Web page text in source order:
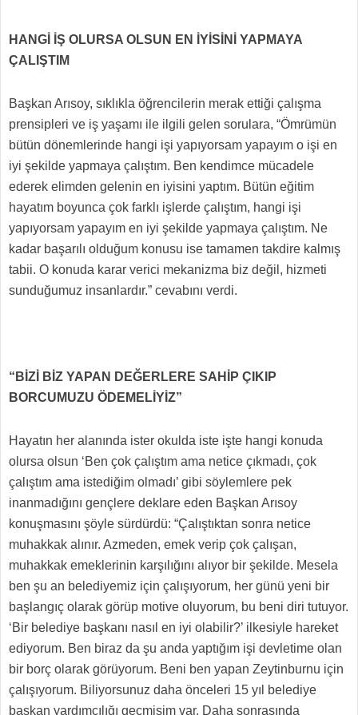
HANGİ İŞ OLURSA OLSUN EN İYİSİNİ YAPMAYA
ÇALIŞTIM
Başkan Arısoy, sıklıkla öğrencilerin merak ettiği çalışma
prensipleri ve iş yaşamı ile ilgili gelen sorulara, “Ömrümün
bütün dönemlerinde hangi işi yapıyorsam yapayım o işi en
iyi şekilde yapmaya çalıştım. Ben kendimce mücadele
ederek elimden gelenin en iyisini yaptım. Bütün eğitim
hayatım boyunca çok farklı işlerde çalıştım, hangi işi
yapıyorsam yapayım en iyi şekilde yapmaya çalıştım. Ne
kadar başarılı olduğum konusu ise tamamen takdire kalmış
tabii. O konuda karar verici mekanizma biz değil, hizmeti
sunduğumuz insanlardır.” cevabını verdi.
“BİZİ BİZ YAPAN DEĞERLERE SAHİP ÇIKIP
BORCUMUZU ÖDEMELİYİZ”
Hayatın her alanında ister okulda iste işte hangi konuda
olursa olsun ‘Ben çok çalıştım ama netice çıkmadı, çok
çalıştım ama istediğim olmadı’ gibi söylemlere pek
inanmadığını gençlere deklare eden Başkan Arısoy
konuşmasını şöyle sürdürdü: “Çalıştıktan sonra netice
muhakkak alınır. Azmeden, emek verip çok çalışan,
muhakkak emeklerinin karşılığını alıyor bir şekilde. Mesela
ben şu an belediyemiz için çalışıyorum, her günü yeni bir
başlangıç olarak görüp motive oluyorum, bu beni diri tutuyor.
‘Bir belediye başkanı nasıl en iyi olabilir?’ ilkesiyle hareket
ediyorum. Ben biraz da şu anda yaptığım işi devletime olan
bir borç olarak görüyorum. Beni ben yapan Zeytinburnu için
çalışıyorum. Biliyorsunuz daha önceleri 15 yıl belediye
başkan yardımcılığı geçmişim var. Daha sonrasında